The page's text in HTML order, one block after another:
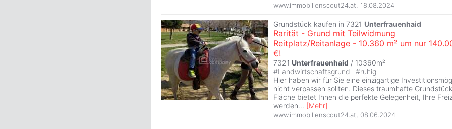
www.immobilienscout24.at 18.08.2024
Grundstück kaufen in 7321 Unterfrauenhaid
Rarität - Grund mit Teilwidmung
Reitplatz/Reitanlage - 10.360 m² um nur
€!
7321 Unterfrauenhaid / 10360m²
#Landwirtschaftsgrund #ruhig
Hier haben wir für Sie eine einzigartige
nicht verpassen sollten. Dieses traumhafte
Fläche bietet Ihnen die perfekte Gelegenheit, Ihre
werden... [Mehr]
www.immobilienscout24.at 08.06.2024